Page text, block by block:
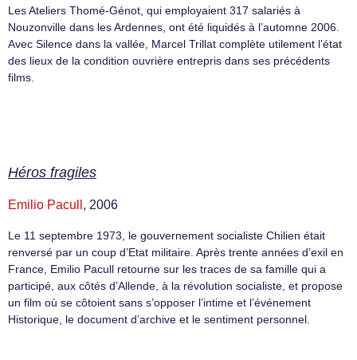
Les Ateliers Thomé-Génot, qui employaient 317 salariés à
Nouzonville dans les Ardennes, ont été liquidés à l’automne 2006.
Avec Silence dans la vallée, Marcel Trillat complète utilement l’état
des lieux de la condition ouvrière entrepris dans ses précédents
films.
Héros fragiles
Emilio Pacull , 2006
Le 11 septembre 1973, le gouvernement socialiste Chilien était
renversé par un coup d’Etat militaire. Après trente années d’exil en
France, Emilio Pacull retourne sur les traces de sa famille qui a
participé, aux côtés d’Allende, à la révolution socialiste, et propose
un film où se côtoient sans s’opposer l’intime et l’événement
Historique, le document d’archive et le sentiment personnel.